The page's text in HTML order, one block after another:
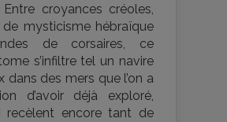
Entre croyances créoles,
de mysticisme hébraïque
de corsaires, ce
s’infiltre tel un navire
dans des mers que l’on a
d’avoir déjà exploré,
recèlent encore tant de